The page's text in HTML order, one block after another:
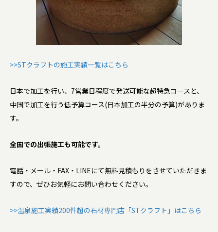
>>STクラフトの施工実績一覧はこちら
日本で加工を行い、7営業日程度で発送可能な超特急コースと、
中国で加工を行う低予算コース(日本加工の半分の予算)がありま
す。
全国での出張施工も可能です。
電話・メール・FAX・LINEにて無料見積もりをさせていただきま
すので、ぜひお気軽にお問い合わせください。
>>温泉施工実績200件超の石材専門店「STクラフト」はこちら